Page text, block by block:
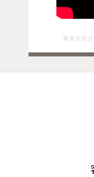
畢業生感言